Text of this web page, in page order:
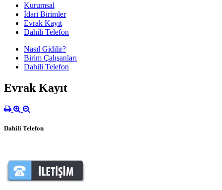
Kurumsal
İdari Birimler
Evrak Kayıt
Dahili Telefon
Nasıl Gidilir?
Birim Çalışanları
Dahili Telefon
Evrak Kayıt
Dahili Telefon